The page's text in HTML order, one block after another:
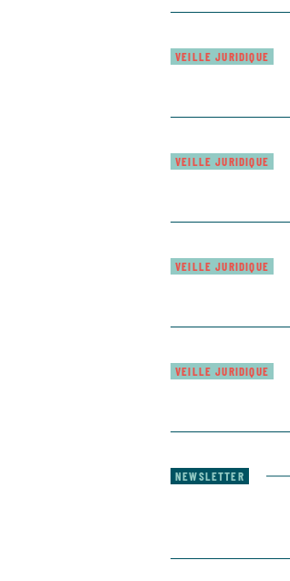
VEILLE JURIDIQUE
VEILLE JURIDIQUE
VEILLE JURIDIQUE
VEILLE JURIDIQUE
NEWSLETTER